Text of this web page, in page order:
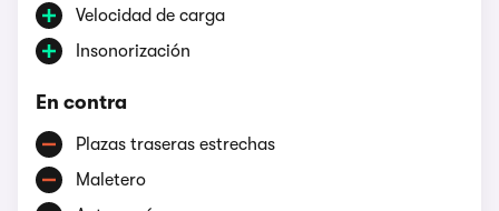
Velocidad de carga
Insonorización
En contra
Plazas traseras estrechas
Maletero